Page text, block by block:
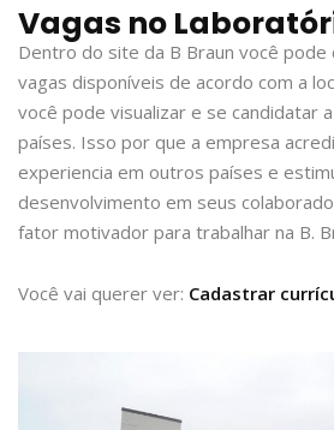
Vagas no
Dentro do site da B Braun você
vagas disponíveis de acordo com a
você pode visualizar e se candidatar
países. Isso por que a empresa
experiencia em outros países e
desenvolvimento em seus
fator motivador para trabalhar na B.
Você vai querer ver: Cadastrar